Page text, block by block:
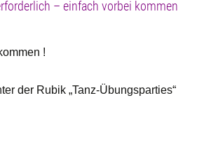
– einfach vorbei kommen
!
der Rubik „Tanz-Übungsparties“